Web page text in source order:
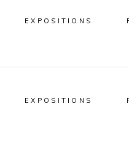
EXPOSITIONS
EXPOSITIONS